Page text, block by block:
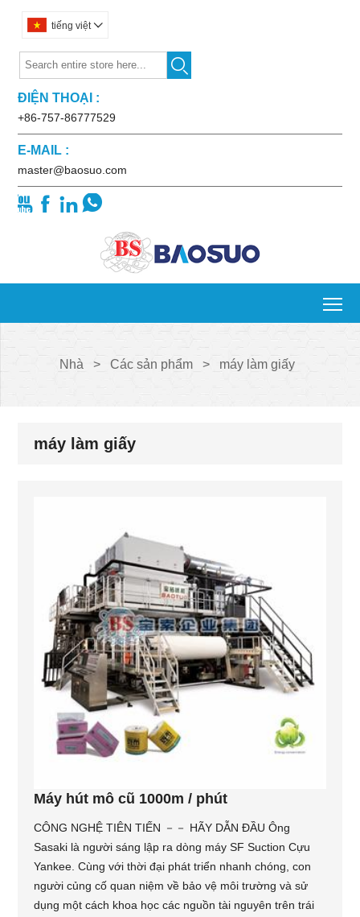
tiếng việt 

ĐIỆN THOẠI :
+86-757-86777529
E-MAIL :
master@baosuo.com
   
Nhà > Các sản phẩm > máy làm giấy
máy làm giấy
Máy hút mô cũ 1000m / phút
CÔNG NGHỆ TIÊN TIẾN －－ HÃY DẪN ĐẦU Ông
Sasaki là người sáng lập ra dòng máy SF Suction Cựu
Yankee. Cùng với thời đại phát triển nhanh chóng, con
người củng cố quan niệm về bảo vệ môi trường và sử
dụng một cách khoa học các nguồn tài nguyên trên trái